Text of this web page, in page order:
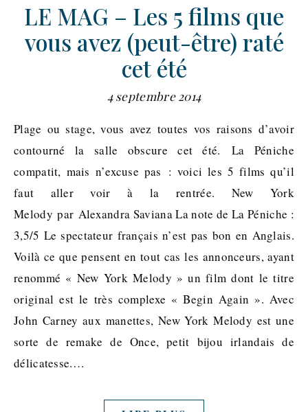
LE MAG – Les 5 films que
vous avez (peut-être) raté
cet été
4 septembre 2014
Plage ou stage, vous avez toutes vos raisons d’avoir
contourné la salle obscure cet été. La Péniche
compatit, mais n’excuse pas : voici les 5 films qu’il
faut aller voir à la rentrée. New York
Melody par Alexandra Saviana La note de La Péniche :
3,5/5 Le spectateur français n’est pas bon en Anglais.
Voilà ce que pensent en tout cas les annonceurs, ayant
renommé « New York Melody » un film dont le titre
original est le très complexe « Begin Again ». Avec
John Carney aux manettes, New York Melody est une
sorte de remake de Once, petit bijou irlandais de
délicatesse.…